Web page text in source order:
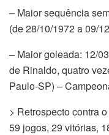
– Maior sequência
(de 28/10/1972 a 09/
– Maior goleada: 12/
de Rinaldo, quatro
Paulo-SP) –
> Retrospecto contra
59 jogos, 29 vitórias,